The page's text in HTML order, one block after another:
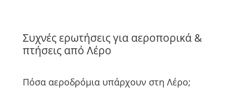
Συχνές ερωτήσεις για αεροπορικά &
πτήσεις από Λέρο
Πόσα αεροδρόμια υπάρχουν στη Λέρο;